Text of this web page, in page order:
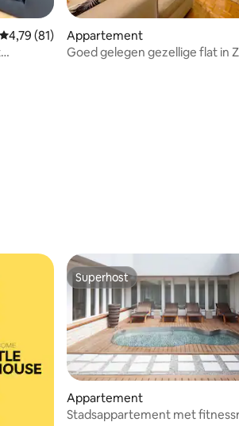
Gemiddelde beoordeling van 4,79 op 5, 81
4,79 (81)
Appartement
Goed gelegen gezellige flat in
Superhost
Superhost
Appartement
Stadsappartement met